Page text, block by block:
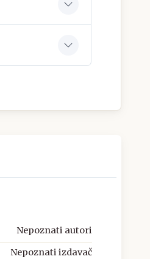
Nepoznati autori
Nepoznati izdavač